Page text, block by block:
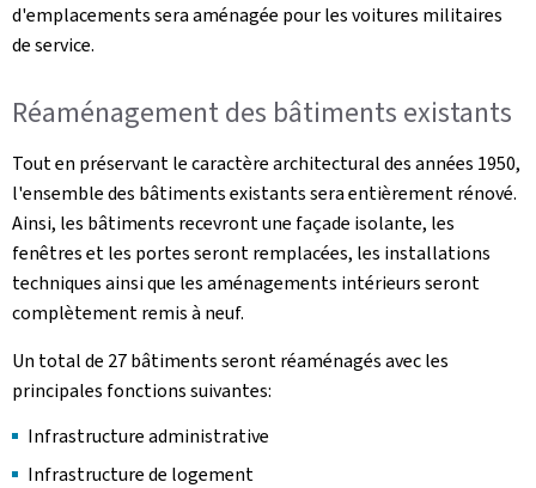
d'emplacements sera aménagée pour les voitures militaires
de service.
Réaménagement des bâtiments existants
Tout en préservant le caractère architectural des années 1950,
l'ensemble des bâtiments existants sera entièrement rénové.
Ainsi, les bâtiments recevront une façade isolante, les
fenêtres et les portes seront remplacées, les installations
techniques ainsi que les aménagements intérieurs seront
complètement remis à neuf.
Un total de 27 bâtiments seront réaménagés avec les
principales fonctions suivantes:
Infrastructure administrative
Infrastructure de logement